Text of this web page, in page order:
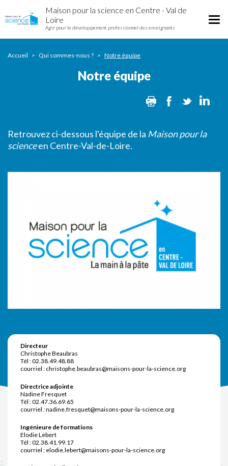
équipe
au
contenu
Maison pour la science en Centre - Val de
Loire
Agir pour le développement professionnel des enseignants
Accueil Qui sommes-nous ? Notre équipe
Notre équipe
Print Facebook
Twitter
Retrouvez ci-dessous l'équipe de la Maison pour la
scienceen Centre-Val-de-Loire.
Directeur
Christophe Beaubras
Tél : 02.38.49.48.88
courriel : christophe.beaubras@maisons-pour-la-science.org
Directrice adjointe
Nadine Fresquet
Tél : 02.47.36.69.65
courriel : nadine.fresquet@maisons-pour-la-science.org
Ingénieure de formations
Elodie Lebert
Tél : 02.38.41.99.17
courriel : elodie.lebert@maisons-pour-la-science.org